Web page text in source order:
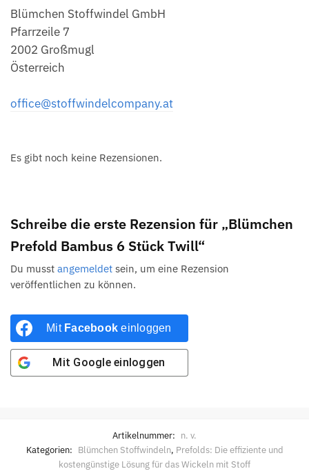
Blümchen Stoffwindel GmbH
Pfarrzeile 7
2002 Großmugl
Österreich
office@stoffwindelcompany.at
Es gibt noch keine Rezensionen.
Schreibe die erste Rezension für „Blümchen
Prefold Bambus 6 Stück Twill“
Du musst angemeldet sein, um eine Rezension
veröffentlichen zu können.
Mit Facebook einloggen
Mit Googleeinloggen
Artikelnummer: n. v.
Kategorien: Blümchen Stoffwindeln, Prefolds: Die effiziente und
kostengünstige Lösung für das Wickeln mit Stoff